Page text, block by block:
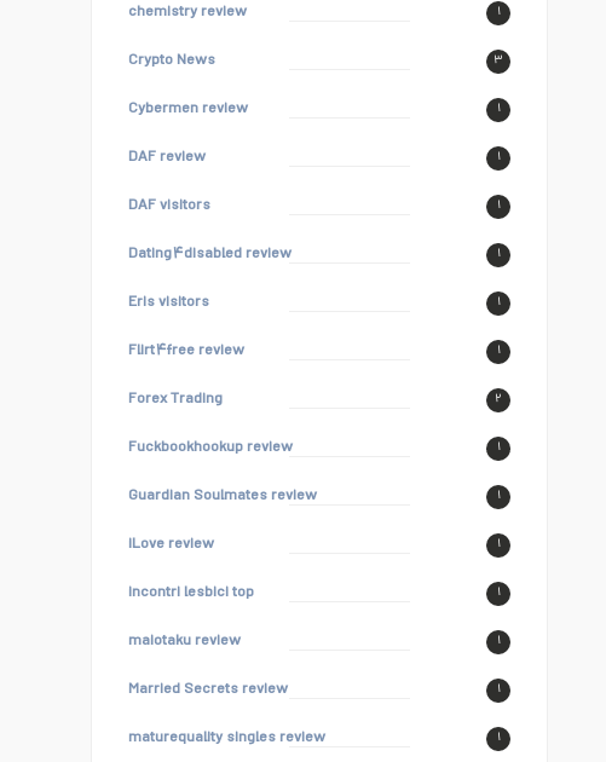
chemistry review ۱
Crypto News ۳
Cybermen review ۱
DAF review ۱
DAF visitors ۱
Dating۴disabled review ۱
Eris visitors ۱
Flirt۴free review ۱
Forex Trading ۲
Fuckbookhookup review ۱
Guardian Soulmates review ۱
iLove review ۱
incontri lesbici top ۱
maiotaku review ۱
Married Secrets review ۱
maturequality singles review ۱